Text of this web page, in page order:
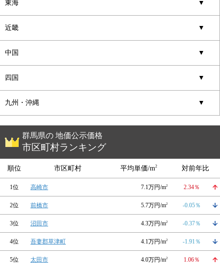
東海 ▼
近畿 ▼
中国 ▼
四国 ▼
九州・沖縄 ▼
群馬県の 地価公示価格
市区町村ランキング
順位 市区町村 平均単価/m2 対前年比
1位 高崎市 7.1万円/m2 2.34％
2位 前橋市 5.7万円/m2 -0.05％
3位 沼田市 4.3万円/m2 -0.37％
4位 吾妻郡草津町 4.1万円/m2 -1.91％
5位 太田市 4.0万円/m2 1.06％